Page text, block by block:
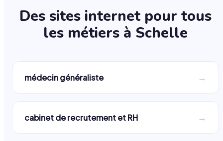
Des sites internet pour tous
les métiers à Schelle
médecin généraliste →
cabinet de recrutement et RH →